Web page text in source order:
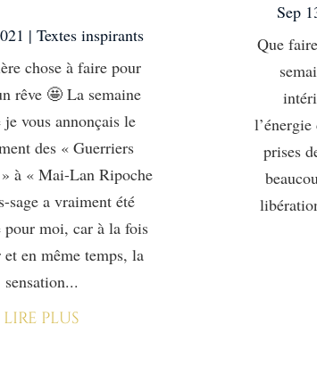
|Textes inspirants
chose à faire pour
rêve 🤩 La semaine
je vous annonçais le
des « Guerriers
à « Mai-Lan Ripoche
sage a vraiment été
moi, car à la fois
en même temps, la
sensation...
lire plus
Sep
Que
prises